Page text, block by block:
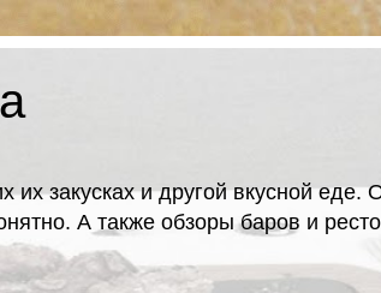
их закусках и другой вкусной еде.
А также обзоры баров и